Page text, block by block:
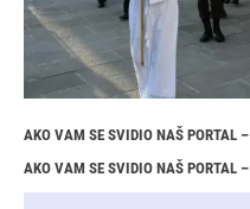
AKO VAM SE SVIDIO NAŠ PORTAL –
AKO VAM SE SVIDIO NAŠ PORTAL –